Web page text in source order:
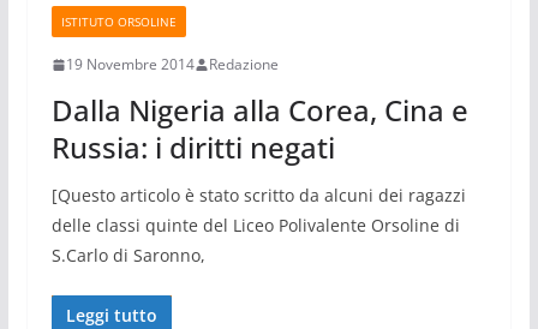
ISTITUTO ORSOLINE
19 Novembre 2014 Redazione
Dalla Nigeria alla Corea, Cina e
Russia: i diritti negati
[Questo articolo è stato scritto da alcuni dei ragazzi
delle classi quinte del Liceo Polivalente Orsoline di
S.Carlo di Saronno,
Leggi tutto